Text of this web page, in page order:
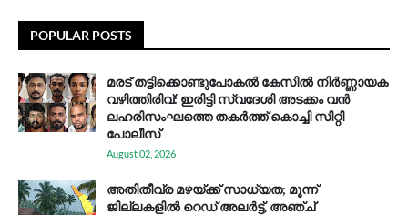
POPULAR POSTS
മരട് തട്ടിക്കൊണ്ടുപോകൽ കേസിൽ നിർണ്ണായക
വഴിത്തിരിവ്: ഇരിട്ടി സ്വദേശി അടക്കം വൻ
ലഹരിസംഘത്തെ തകർത്ത് കൊച്ചി സിറ്റി
പോലീസ്
August 02, 2026
അതിതീവ്ര മഴയ്ക്ക് സാധ്യത; മൂന്ന്
ജില്ലകളിൽ റെഡ് അലർട്ട്, അഞ്ച്